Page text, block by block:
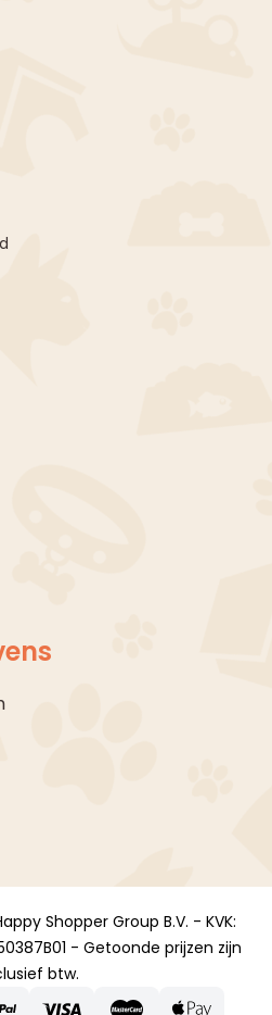
Shopper Group B.V. - KVK:
- Getoonde prijzen zijn
btw.